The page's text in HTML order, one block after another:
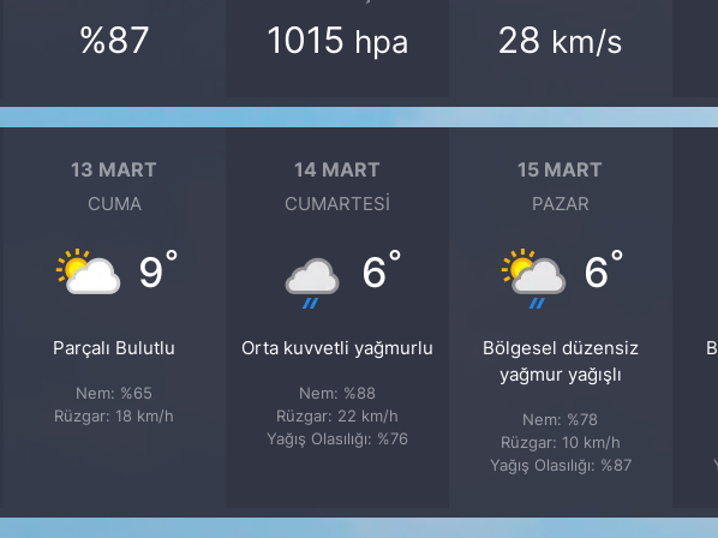
%87 1015 hpa 28 km/s
13 MART
CUMA
9°
Parçalı Bulutlu
Nem: %65
Rüzgar: 18 km/h
14 MART
CUMARTESI
6°
Orta kuvvetli yağmurlu
Nem: %88
Rüzgar: 22 km/h
Yağış Olasılığı: %76
15 MART
PAZAR
6°
Bölgesel düzensiz
yağmur yağışlı
Nem: %78
Rüzgar: 10 km/h
Yağış Olasılığı: %87